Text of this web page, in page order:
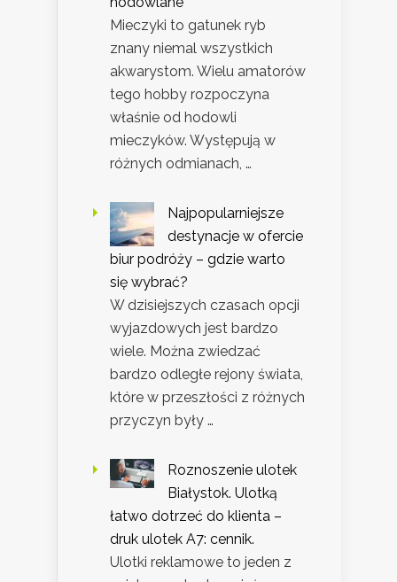
Mieczyki to gatunek ryb
znany niemal wszystkich
akwarystom. Wielu amatorów
tego hobby rozpoczyna
właśnie od hodowli
mieczyków. Występują w
różnych odmianach, …
Najpopularniejsze
destynacje w ofercie
biur podróży – gdzie warto
się wybrać?
W dzisiejszych czasach opcji
wyjazdowych jest bardzo
wiele. Można zwiedzać
bardzo odległe rejony świata,
które w przeszłości z różnych
przyczyn były …
Roznoszenie ulotek
Białystok. Ulotką
łatwo dotrzeć do klienta –
druk ulotek A7: cennik.
Ulotki reklamowe to jeden z